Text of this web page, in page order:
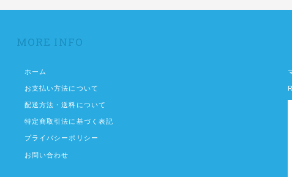
MORE INFO
ホーム
お支払い方法について
配送方法・送料について
特定商取引法に基づく表記
プライバシーポリシー
お問い合わせ